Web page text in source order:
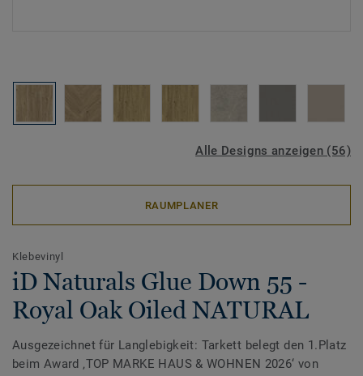
Alle Designs anzeigen (56)
RAUMPLANER
Klebevinyl
iD Naturals Glue Down 55 -
Royal Oak Oiled NATURAL
Ausgezeichnet für Langlebigkeit: Tarkett belegt den 1.Platz
beim Award ‚TOP MARKE HAUS & WOHNEN 2026‘ von